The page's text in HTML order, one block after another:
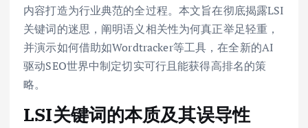
内容打造为行业典范的全过程。本文旨在彻底揭露LSI
关键词的迷思，阐明语义相关性为何真正举足轻重，
并演示如何借助如Wordtracker等工具，在全新的AI
驱动SEO世界中制定切实可行且能获得高排名的策
略。
LSI关键词的本质及其误导性